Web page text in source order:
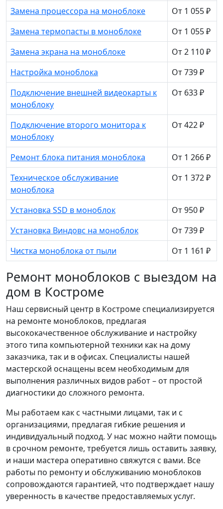
Замена процессора на моноблоке
От 1 055 ₽
Замена термопасты в моноблоке
От 1 055 ₽
Замена экрана на моноблоке
От 2 110 ₽
Настройка моноблока
От 739 ₽
Подключение внешней видеокарты к
моноблоку
От 633 ₽
Подключение второго монитора к
моноблоку
От 422 ₽
Ремонт блока питания моноблока
От 1 266 ₽
Техническое обслуживание
моноблока
От 1 372 ₽
Установка SSD в моноблок
От 950 ₽
Установка Виндовс на моноблок
От 739 ₽
Чистка моноблока от пыли
От 1 161 ₽
Ремонт моноблоков с выездом на
дом в Костроме
Наш сервисный центр в Костроме специализируется
на ремонте моноблоков, предлагая
высококачественное обслуживание и настройку
этого типа компьютерной техники как на дому
заказчика, так и в офисах. Специалисты нашей
мастерской оснащены всем необходимым для
выполнения различных видов работ – от простой
диагностики до сложного ремонта.
Мы работаем как с частными лицами, так и с
организациями, предлагая гибкие решения и
индивидуальный подход. У нас можно найти помощь
в срочном ремонте, требуется лишь оставить заявку,
и наши мастера оперативно свяжутся с вами. Все
работы по ремонту и обслуживанию моноблоков
сопровождаются гарантией, что подтверждает нашу
уверенность в качестве предоставляемых услуг.